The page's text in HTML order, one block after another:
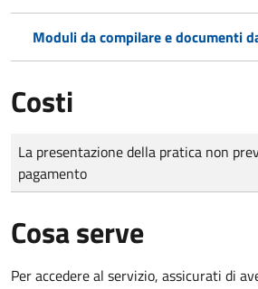
Moduli da compilare e documenti
Costi
Tipo di pagamento
Importo
La presentazione della pratica non
pagamento
Cosa serve
Per accedere al servizio, assicurati di